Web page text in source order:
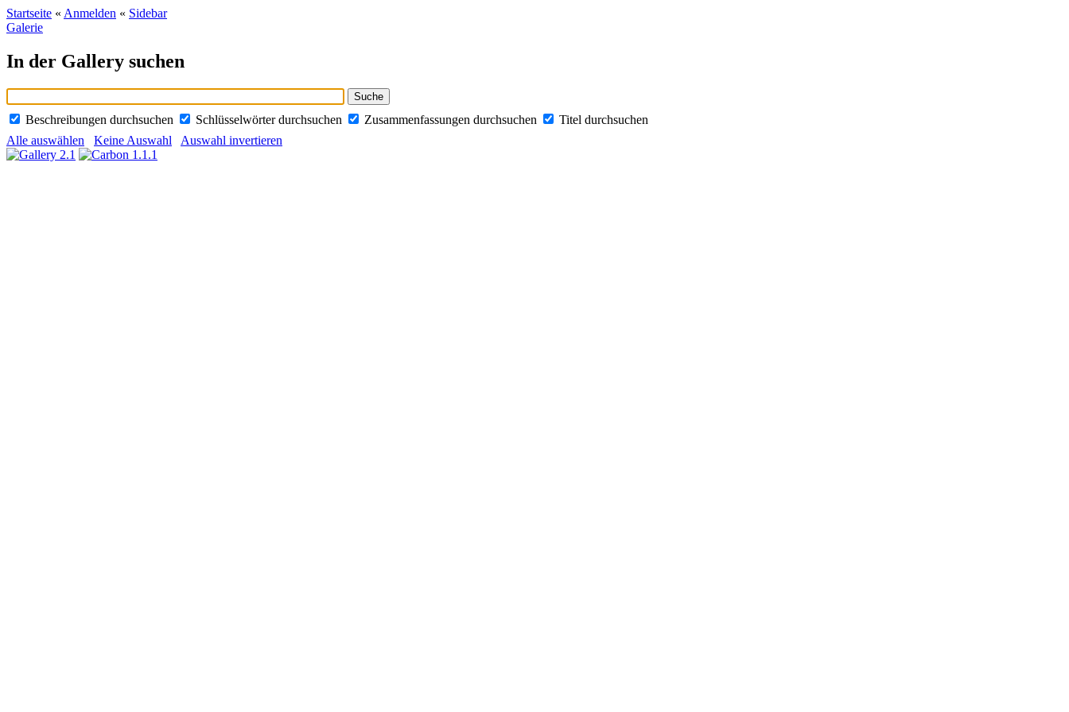
Startseite « Anmelden « Sidebar
Galerie
In der Gallery suchen
Beschreibungen durchsuchen Schlüsselwörter durchsuchen Zusammenfassungen durchsuchen
Titel durchsuchen
Alle auswählen
Keine Auswahl Auswahl invertieren